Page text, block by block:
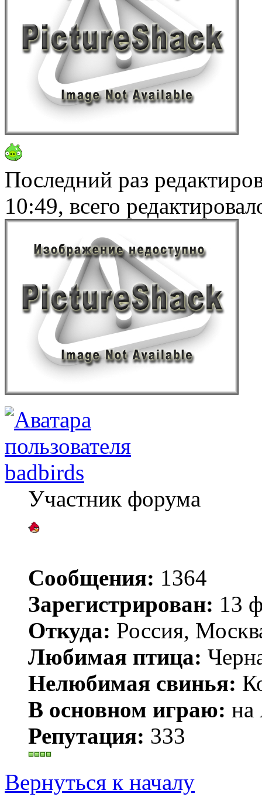
Последний раз
10:49, всего
badbirds
Участник форума
Сообщения: 1364
Зарегистрирован: 13
Откуда: Россия,
Любимая птица:
Нелюбимая свинья:
В основном играю: на
Репутация: 333
Вернуться к началу